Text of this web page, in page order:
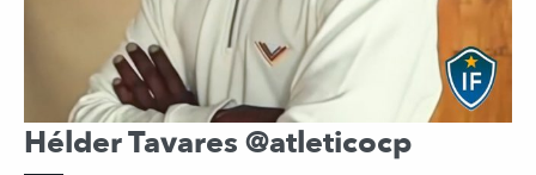
Hélder Tavares @atleticocp